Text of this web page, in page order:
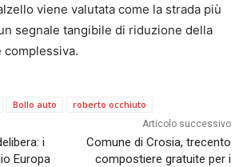
viene valutata come la strada più
segnale tangibile di riduzione della
Bollo auto roberto occhiuto
i
Europa
Articolo successivo
Comune di Crosia, trecento
compostiere gratuite per i